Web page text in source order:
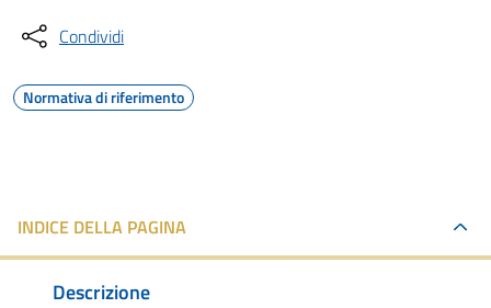
Condividi
Normativa di riferimento
INDICE DELLA PAGINA
Descrizione